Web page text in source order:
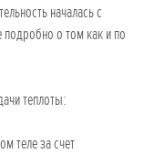
началась с
о том как и по
теплоты:
теле за счет